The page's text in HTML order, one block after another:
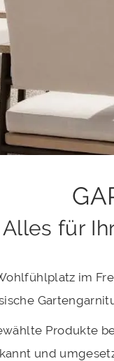
Alles für
im
Produkte
und